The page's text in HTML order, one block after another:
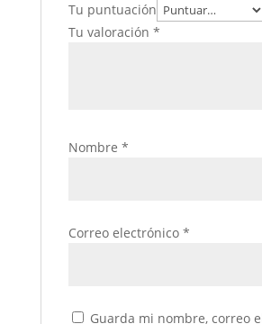
Tu puntuación
Tu valoración *
Nombre *
Correo electrónico *
Guarda mi nombre, correo